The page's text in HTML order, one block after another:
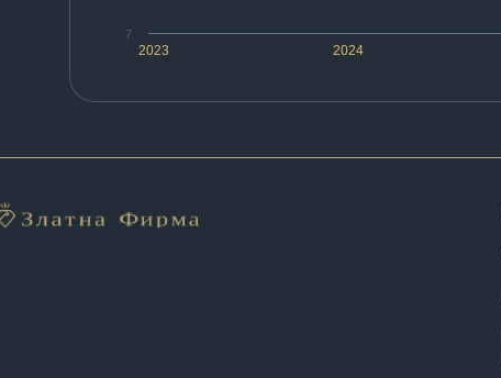
2023 2024
7